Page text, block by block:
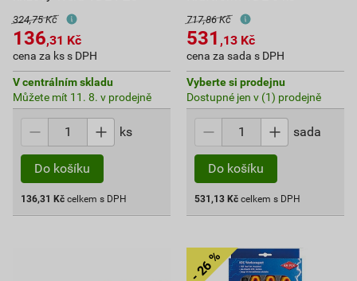
324,75 Kč
136,31 Kč
cena za ks s DPH
V centrálním skladu
Můžete mít 11. 8. v prodejně
ks
Do košíku
136,31 Kč celkem s DPH
717,86 Kč
531 ,13 Kč
cena za sada s DPH
Vyberte si prodejnu
Dostupné jen v (1) prodejně
sada
Do košíku
531,13 Kč celkem s DPH